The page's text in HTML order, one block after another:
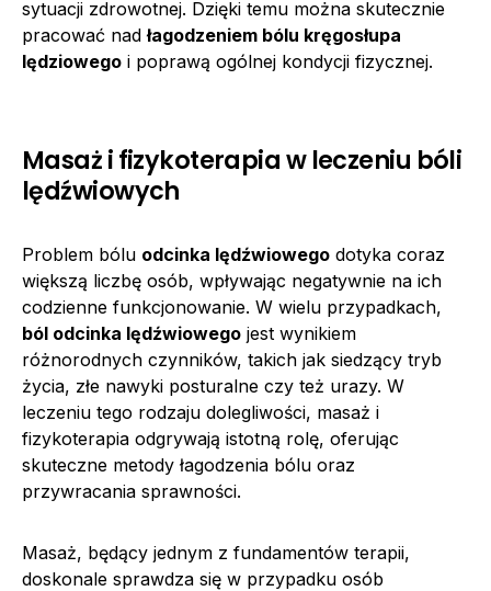
sytuacji zdrowotnej. Dzięki temu można skutecznie
pracować nadłagodzeniem bólu kręgosłupa
lędziowego i poprawą ogólnej kondycji fizycznej.
Masaż i fizykoterapia w leczeniu bóli
lędźwiowych
Problem bólu odcinka lędźwiowego dotyka coraz
większą liczbę osób, wpływając negatywnie na ich
codzienne funkcjonowanie. W wielu przypadkach,
ból odcinka lędźwiowego jest wynikiem
różnorodnych czynników, takich jak siedzący tryb
życia, złe nawyki posturalne czy też urazy. W
leczeniu tego rodzaju dolegliwości, masaż i
fizykoterapia odgrywają istotną rolę, oferując
skuteczne metody łagodzenia bólu oraz
przywracania sprawności.
Masaż, będący jednym z fundamentów terapii,
doskonale sprawdza się w przypadku osób